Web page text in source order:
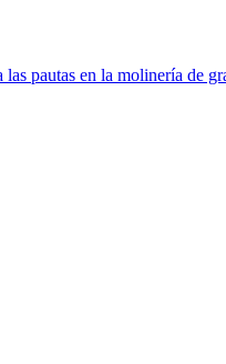
pautas en la molinería de